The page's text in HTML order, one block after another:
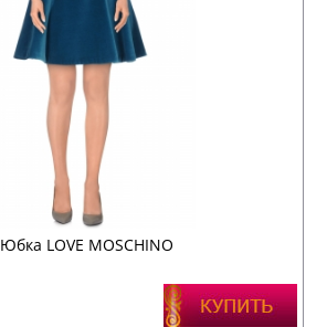
Юбка LOVE MOSCHINO